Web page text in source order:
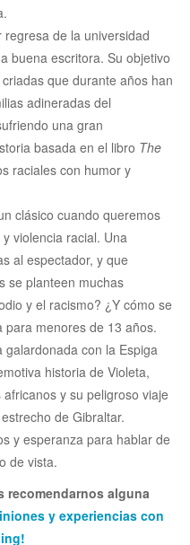
regresa de la universidad
buena escritora. Su objetivo
que durante años han
adineradas del
una gran
basada en el libro The
raciales con humor y
clásico cuando queremos
violencia racial. Una
al espectador, y que
se planteen muchas
y el racismo? ¿Y cómo se
menores de 13 años.
galardonada con la Espiga
historia de Violeta,
y su peligroso viaje
de Gibraltar.
y esperanza para hablar de
de vista.
recomendarnos alguna
y experiencias con